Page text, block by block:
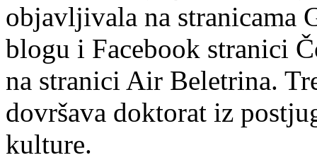
objavljivala na stranicama
blogu i Facebook stranici
na stranici Air Beletrina.
dovršava doktorat iz
kulture.